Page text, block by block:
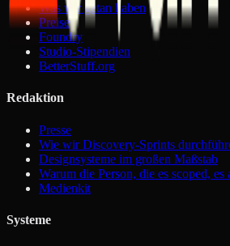
Was wir getan haben
Preise
Foundry
Studio-Stipendien
BetterStuff.org
Redaktion
Presse
Wie wir Discovery-Sprints
Designsysteme im großen Maßstab
Warum die Person, die es scoped, es
Medienkit
Systeme